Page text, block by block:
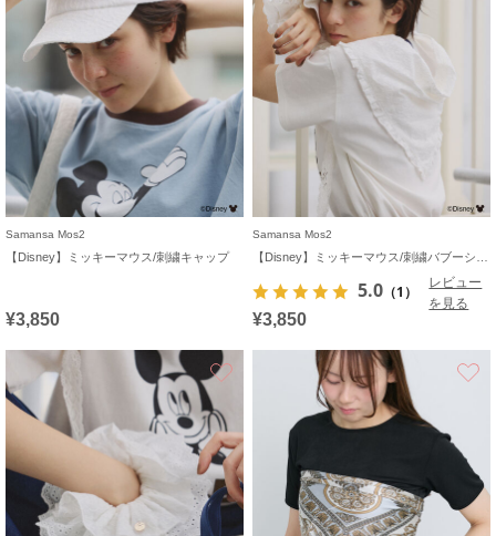
Samansa Mos2
【Disney】ミッキーマウス/刺繍キャップ
¥3,850
Samansa Mos2
5.0 （1）
レビュー
を見る
¥3,850